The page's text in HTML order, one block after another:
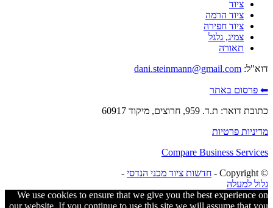
ציוד
ציוד הרמה
ציוד חפירה
צמיג, גלגל
תאורה
דוא"ל: dani.steinmann@gmail.com
⬅ פרסום באתר
כתובת דואר: ת.ד. 959, חרוצים, מיקוד 60917
מדיניות פרטיות
Compare Business Services
© ‫Copyright -
חדשות ציוד מכני הנדסי -
גלול למעלה
We use cookies to ensure that we give you the best experience on
our website. If you continue to use this site we will assume that you